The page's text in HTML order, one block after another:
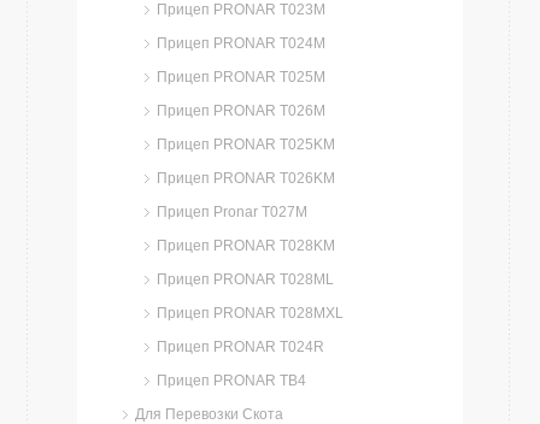
Прицеп PRONAR T023M
Прицеп PRONAR T024M
Прицеп PRONAR T025M
Прицеп PRONAR T026M
Прицеп PRONAR T025KM
Прицеп PRONAR T026KM
Прицеп Pronar T027M
Прицеп PRONAR T028KM
Прицеп PRONAR T028ML
Прицеп PRONAR T028MXL
Прицеп PRONAR T024R
Прицеп PRONAR TB4
Для Перевозки Скота